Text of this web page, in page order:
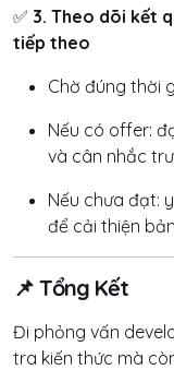
✅ 3. Theo dõi kết
tiếp theo
Chờ đúng thời
Nếu có offer:
và cân nhắc
Nếu chưa đạt:
để cải thiện
📌 Tổng Kết
Đi phỏng vấn
tra kiến thức mà